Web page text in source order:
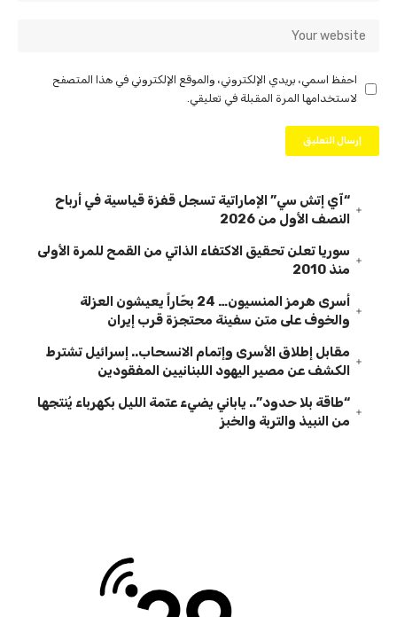
احفظ اسمي، بريدي الإلكتروني، والموقع الإلكتروني في هذا المتصفح
لاستخدامها المرة المقبلة في تعليقي.
“آي إتش سي” الإماراتية تسجل قفزة قياسية في أرباح
النصف الأول من 2026
سوريا تعلن تحقيق الاكتفاء الذاتي من القمح للمرة الأولى
منذ 2010
أسرى هرمز المنسيون… 24 بحّاراً يعيشون العزلة
والخوف على متن سفينة محتجزة قرب إيران
مقابل إطلاق الأسرى وإتمام الانسحاب.. إسرائيل تشترط
الكشف عن مصير اليهود اللبنانيين المفقودين
“طاقة بلا حدود”.. ياباني يضيء عتمة الليل بكهرباء يُنتجها
من النبيذ والتربة والخبز